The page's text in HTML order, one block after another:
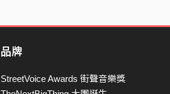
品牌
StreetVoice Awards 街聲音樂獎